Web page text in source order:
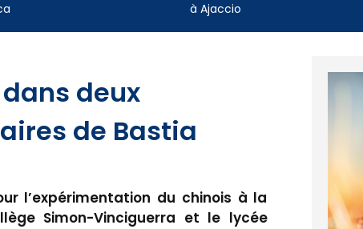
à Ajaccio
deux
de Bastia
l’expérimentation du chinois à la
Simon-Vinciguerra et le lycée